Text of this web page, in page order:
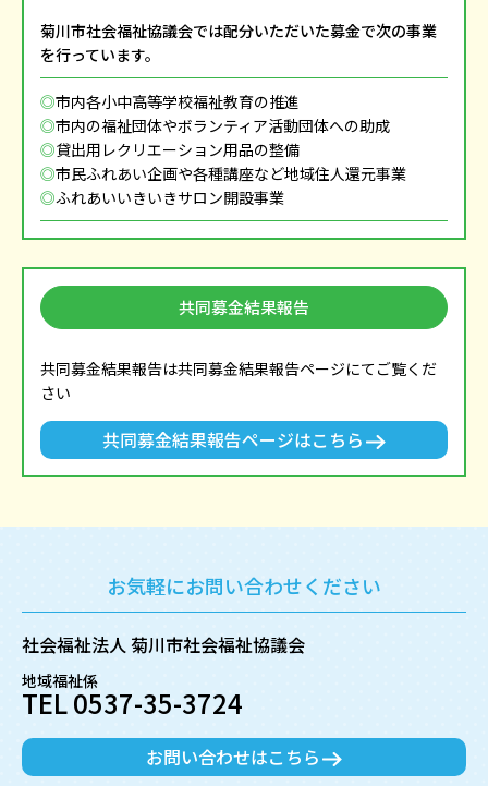
菊川市社会福祉協議会では配分いただいた募金で次の事業
を行っています。
市内各小中高等学校福祉教育の推進
市内の福祉団体やボランティア活動団体への助成
貸出用レクリエーション用品の整備
市民ふれあい企画や各種講座など地域住人還元事業
ふれあいいきいきサロン開設事業
共同募金結果報告
共同募金結果報告は共同募金結果報告ページにてご覧くだ
さい
共同募金結果報告ページはこちら
お気軽にお問い合わせください
社会福祉法人 菊川市社会福祉協議会
地域福祉係
TEL 0537-35-3724
お問い合わせはこちら